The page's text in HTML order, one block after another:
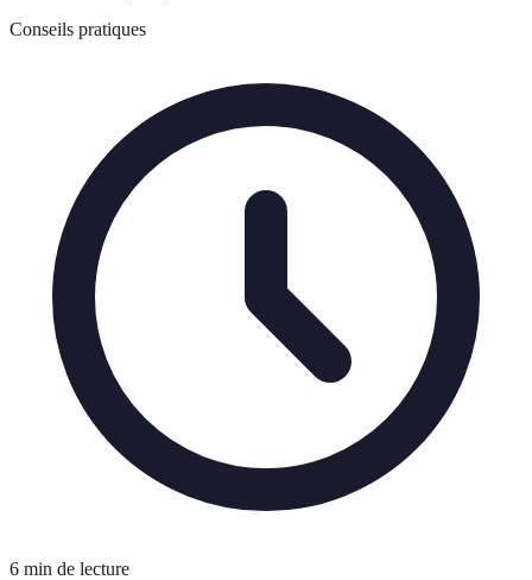
Conseils pratiques
6 min de lecture